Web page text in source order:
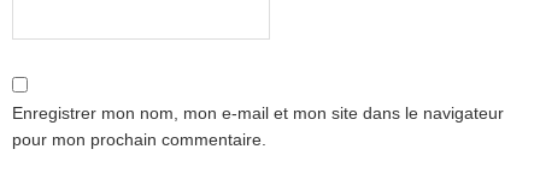
Enregistrer mon nom, mon e-mail et mon site dans le navigateur
pour mon prochain commentaire.